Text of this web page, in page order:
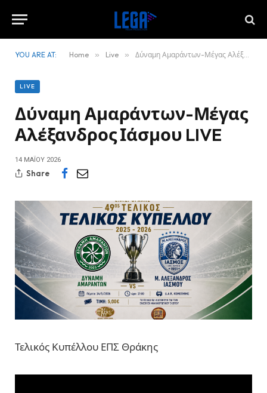
YOU ARE AT: Home » Live » Δύναμη Αμαράντων-Μέγας Αλέξανδρος Ιάσμου LIVE
LIVE
Δύναμη Αμαράντων-Μέγας
Αλέξανδρος Ιάσμου LIVE
14 ΜΑΪ́ΟΥ 2026
Share
Τελικός Κυπέλλου ΕΠΣ Θράκης